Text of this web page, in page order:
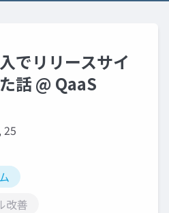
でリリースサイ
話 @ QaaS
25
改善